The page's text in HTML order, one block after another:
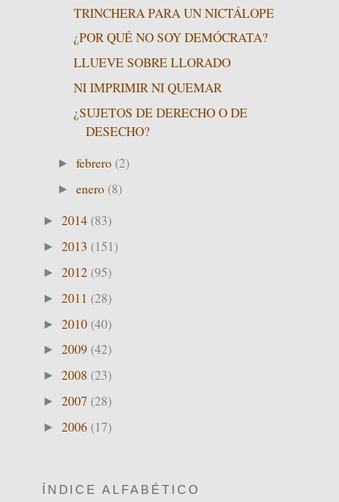
TRINCHERA PARA UN NICTÁLOPE
¿POR QUÉ NO SOY DEMÓCRATA?
LLUEVE SOBRE LLORADO
NI IMPRIMIR NI QUEMAR
¿SUJETOS DE DERECHO O DE
DESECHO?
►febrero (2)
►enero (8)
► 2014 (83)
► 2013 (151)
► 2012 (95)
► 2011 (28)
► 2010 (40)
► 2009 (42)
► 2008 (23)
► 2007 (28)
► 2006 (17)
ÍNDICE ALFABÉTICO